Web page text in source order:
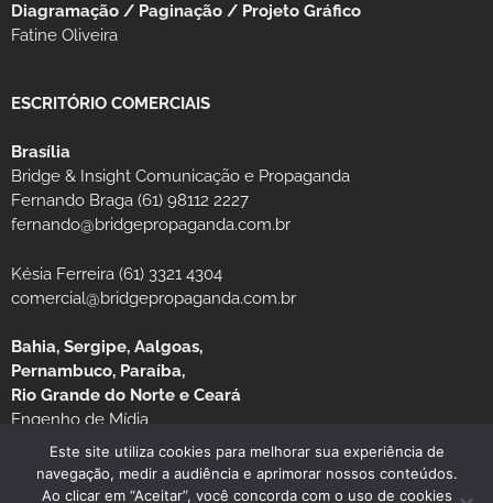
Diagramação / Paginação / Projeto Gráfico
Fatine Oliveira
ESCRITÓRIO COMERCIAIS
Brasília
Bridge & Insight Comunicação e Propaganda
Fernando Braga (61) 98112 2227
fernando@bridgepropaganda.com.br
Késia Ferreira (61) 3321 4304
comercial@bridgepropaganda.com.br
Bahia, Sergipe, Aalgoas,
Pernambuco, Paraíba,
Rio Grande do Norte e Ceará
Engenho de Mídia
Luciano Moura (81) 99939-0235 / (81) 3126-8181
Este site utiliza cookies para melhorar sua experiência de
navegação, medir a audiência e aprimorar nossos conteúdos.
Ao clicar em “Aceitar”, você concorda com o uso de cookies